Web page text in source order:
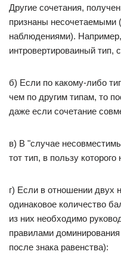
Другие сочетания,
признаны несочетаемыми
наблюдениями).
интровертироваиный тип,
б) Если по какому-либо
чем по другим типам, то
даже если сочетание
в) В "случае
тот тип, в пользу
г) Если в отношении двух
одинаковое количество
из них необходимо
правилами
после знака равенства):